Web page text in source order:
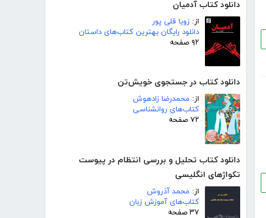
دانلود کتاب آدمیان
از: زویا قلی پور
دانلود رایگان بهترین کتاب‌های داستان
۹۲ صفحه
دانلود کتاب در جستجوی خویش‌تن
از: محمدرضا زادهوش
کتاب‌های روانشناسی
۷۲ صفحه
دانلود کتاب تحلیل و بررسی انتظام در پیوست
تکواژهای انگلیسی
از: محمد آذروش
کتاب‌های آموزش زبان
۳۷ صفحه